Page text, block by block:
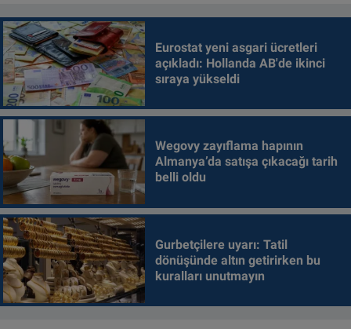
Eurostat yeni asgari ücretleri
açıkladı: Hollanda AB'de ikinci
sıraya yükseldi
Wegovy zayıflama hapının
Almanya’da satışa çıkacağı tarih
belli oldu
Gurbetçilere uyarı: Tatil
dönüşünde altın getirirken bu
kuralları unutmayın